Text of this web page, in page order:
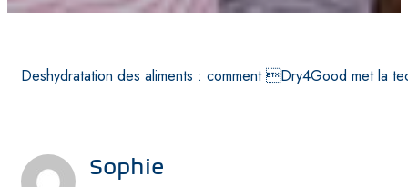
Deshydratation des aliments : comment Dry4Good met la
Sophie